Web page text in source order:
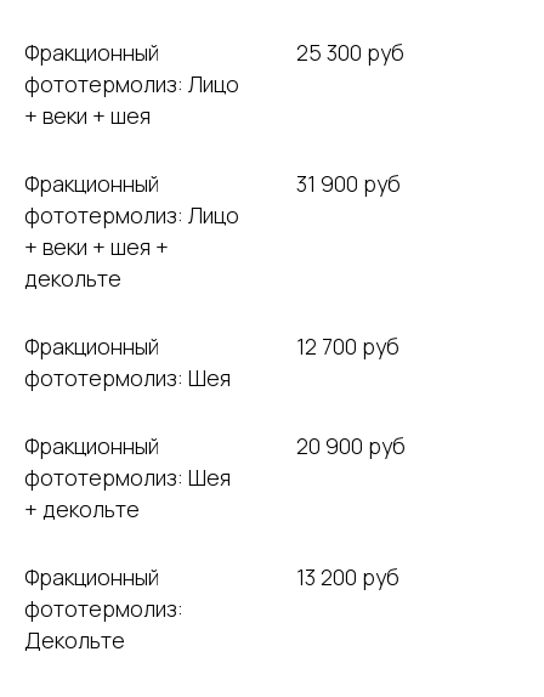
Фракционный
фототермолиз: Лицо
+ веки + шея
25 300 руб
Фракционный
фототермолиз: Лицо
+ веки + шея +
декольте
31 900 руб
Фракционный
фототермолиз: Шея
12 700 руб
Фракционный
фототермолиз: Шея
+ декольте
20 900 руб
Фракционный
фототермолиз:
Декольте
13 200 руб